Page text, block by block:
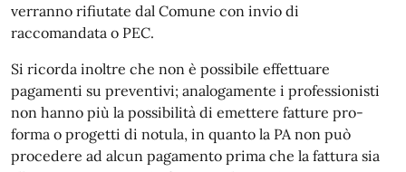
verranno rifiutate dal Comune con invio di
raccomandata o PEC.
Si ricorda inoltre che non è possibile effettuare
pagamenti su preventivi; analogamente i professionisti
non hanno più la possibilità di emettere fatture pro-
forma o progetti di notula, in quanto la PA non può
procedere ad alcun pagamento prima che la fattura sia